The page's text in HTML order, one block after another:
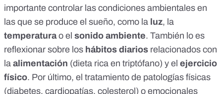
importante controlar las condiciones ambientales en
las que se produce el sueño, como la luz, la
temperaturao el sonido ambiente. También lo es
reflexionar sobre los hábitos diarios relacionados con
la alimentación (dieta rica en triptófano) y el ejercicio
físico. Por último, el tratamiento de patologías físicas
(diabetes, cardiopatías, colesterol) o emocionales